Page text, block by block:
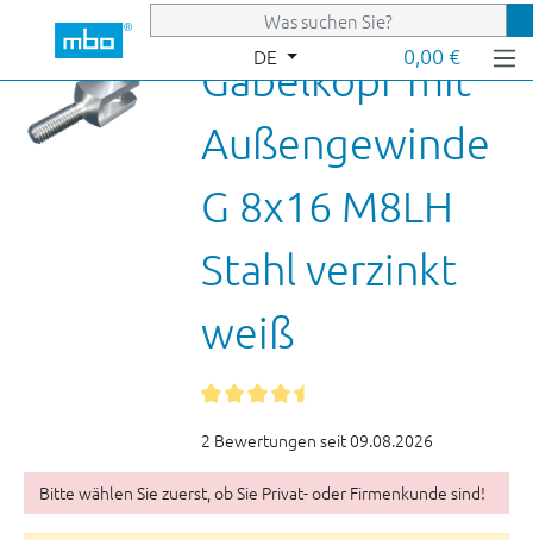
Zum Hauptinhalt springen
DE 0,00 €
Gabelkopf mit
Außengewinde
G 8x16 M8LH
Stahl verzinkt
weiß
2 Bewertungen seit 09.08.2026
Bitte wählen Sie zuerst, ob Sie Privat- oder Firmenkunde sind!